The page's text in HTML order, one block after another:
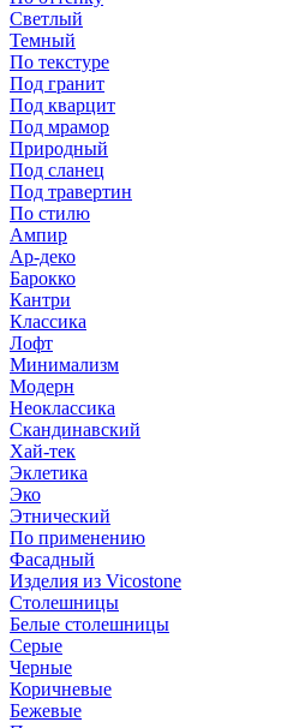
Светлый
Темный
По текстуре
Под гранит
Под кварцит
Под мрамор
Природный
Под сланец
Под травертин
По стилю
Ампир
Ар-деко
Барокко
Кантри
Классика
Лофт
Минимализм
Модерн
Неоклассика
Скандинавский
Хай-тек
Эклетика
Эко
Этнический
По применению
Фасадный
Изделия из Vicostone
Столешницы
Белые столешницы
Серые
Черные
Коричневые
Бежевые